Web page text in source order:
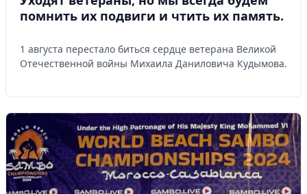
помнить их подвиги и чтить их память.
1 августа перестало биться сердце ветерана Великой
Отечественной войны Михаила Даниловича Кудымова.